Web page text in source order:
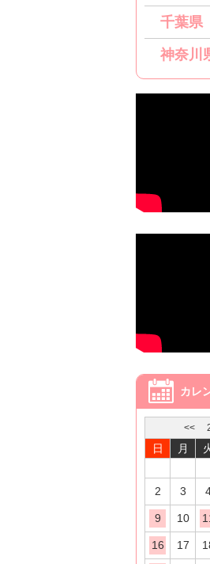
千葉県
神奈川
カレ
<<
日 月
2
3
9 10
16 17